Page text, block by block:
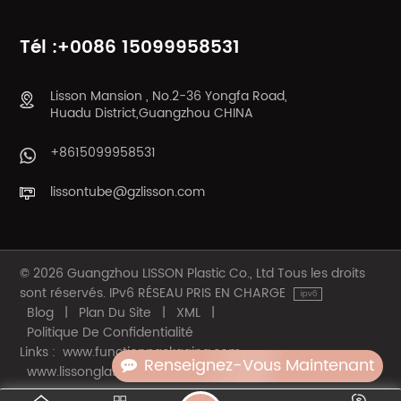
Renseignez-Vous Maintenant
Tél :+0086 15099958531
Lisson Mansion , No.2-36 Yongfa Road,
Huadu District,Guangzhou CHINA
+8615099958531
lissontube@gzlisson.com
© 2026 Guangzhou LISSON Plastic Co., Ltd Tous les droits
sont réservés. IPv6 RÉSEAU PRIS EN CHARGE
Blog | Plan Du Site | XML |
Politique De Confidentialité
Links : www.functionpackaging.com
www.lissonglassbottle.com